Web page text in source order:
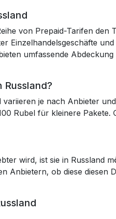
von Prepaid-Tarifen
Einzelhandelsgeschäfte
umfassende Abdeckung
Russland?
je nach Anbieter
Rubel für kleinere
wird, ist sie in Russland
Anbietern, ob diese diesen